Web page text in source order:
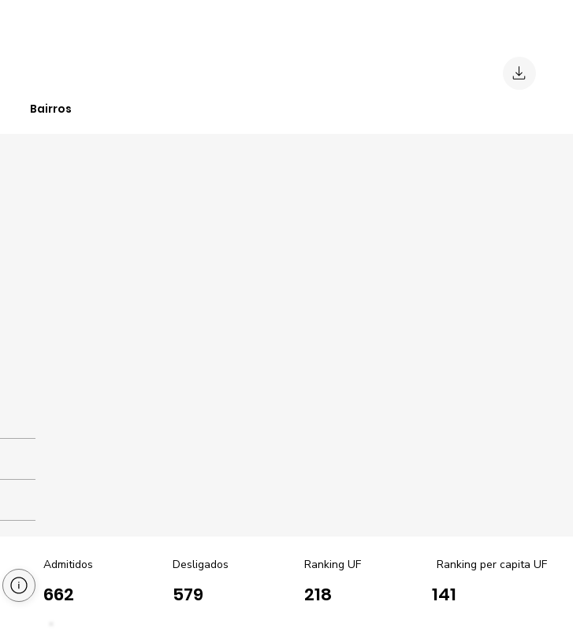
Admitidos
662
Desligados
579
Ranking UF
218 141
Ranking per capita UF
Bairros